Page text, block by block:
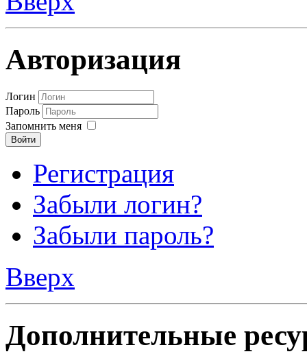
Авторизация
Логин
Пароль
Запомнить меня
Войти
Регистрация
Забыли логин?
Забыли пароль?
Вверх
Дополнительные